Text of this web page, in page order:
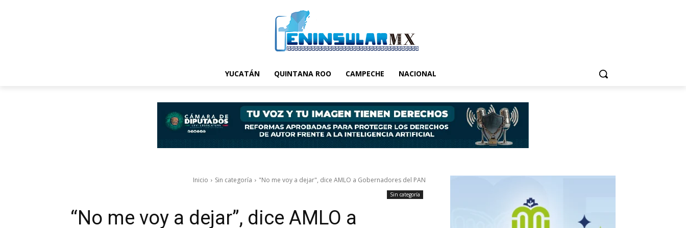
YUCATÁN QUINTANA ROO CAMPECHE NACIONAL
Inicio Sin categoría "No me voy a dejar", dice AMLO a Gobernadores del PAN
Sin categoría
“No me voy a dejar”, dice AMLO a